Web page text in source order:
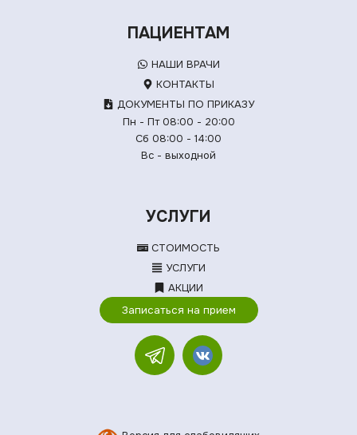
ПАЦИЕНТАМ
НАШИ ВРАЧИ
КОНТАКТЫ
ДОКУМЕНТЫ ПО ПРИКАЗУ
Пн - Пт 08:00 - 20:00
Сб 08:00 - 14:00
Вс - выходной
УСЛУГИ
СТОИМОСТЬ
УСЛУГИ
АКЦИИ
Записаться на прием